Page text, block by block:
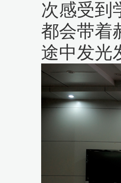
次感受到
都会带着
途中发光